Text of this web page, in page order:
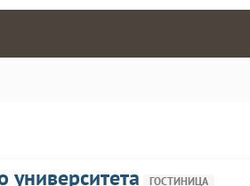
университета ГОСТИНИЦА